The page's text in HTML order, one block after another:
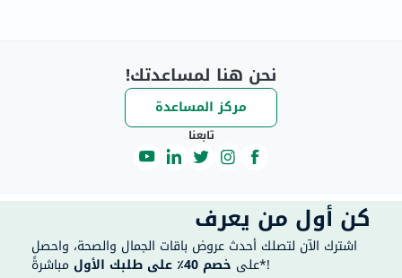
نحن هنا لمساعدتك!
مركز المساعدة
تابعنا
كن أول من يعرف
اشترك الآن لتصلك أحدث عروض باقات الجمال والصحة، واحصل
على خصم 40٪ على طلبك الأول مباشرةً*!